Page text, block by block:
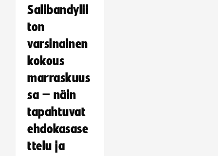
Salibandylii
ton
varsinainen
kokous
marraskuus
sa – näin
tapahtuvat
ehdokasase
ttelu ja